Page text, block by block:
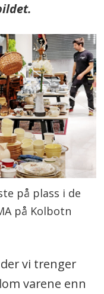
på plass i de
på Kolbotn
vi trenger
varene enn